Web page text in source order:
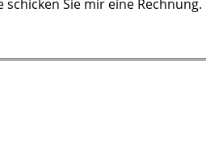
Sie mir eine Rechnung.